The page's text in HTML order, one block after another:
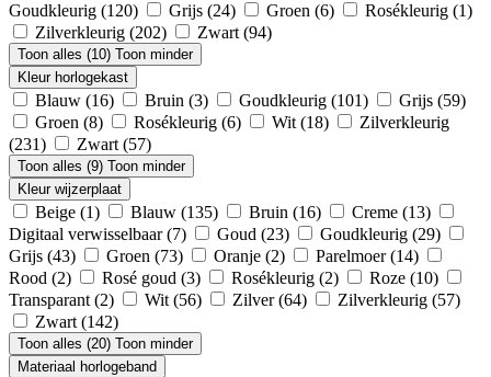
Goudkleurig (120) Grijs (24) Groen (6) Rosékleurig (1)
Zilverkleurig (202) Zwart (94)
Toon alles (10) Toon minder
Kleur horlogekast
Blauw (16) Bruin (3) Goudkleurig (101) Grijs (59)
Groen (8) Rosékleurig (6) Wit (18)
Zilverkleurig
(231)
Zwart (57)
Toon alles (9) Toon minder
Kleur wijzerplaat
Beige (1) Blauw (135) Bruin (16) Creme (13)
Digitaal verwisselbaar(7) Goud (23) Goudkleurig (29)
Grijs (43) Groen (73) Oranje (2) Parelmoer(14)
Rood (2) Rosé goud (3) Rosékleurig (2) Roze (10)
Transparant (2) Wit (56) Zilver(64) Zilverkleurig (57)
Zwart (142)
Toon alles (20) Toon minder
Materiaal horlogeband